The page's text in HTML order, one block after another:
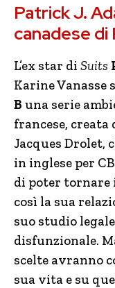
Patrick J.
canadese di
L’ex star di Suits
Karine
B una serie
francese, creata
Jacques Drolet,
in inglese per
di poter tornare
così la sua
suo studio
disfunzionale.
scelte avranno
sua vita e su